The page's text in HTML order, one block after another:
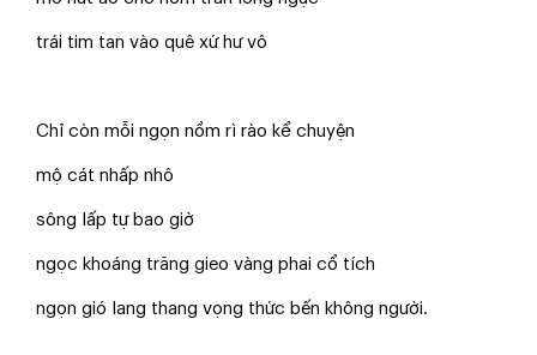
trái tim tan vào quê xứ hư vô
Chỉ còn mỗi ngọn nồm rì rào kể chuyện
mộ cát nhấp nhô
sông lấp tự bao giờ
ngọc khoáng trăng gieo vàng phai cổ tích
ngọn gió lang thang vọng thức bến không người.